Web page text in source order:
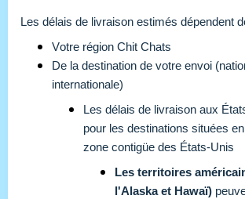
Les délais de livraison estimés dépendent
Votre région Chit Chats
De la destination de votre envoi
internationale)
Les délais de livraison aux
pour les destinations situées
zone contigüe des États-Unis
Les territoires
l'Alaska et Hawaï)